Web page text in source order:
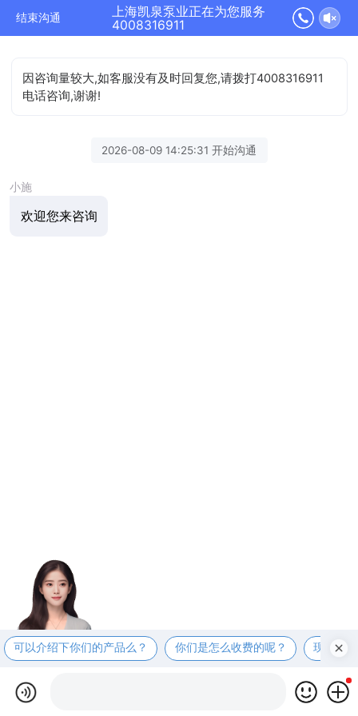
结束沟通
上海凯泉泵业正在为您服务
4008316911
因咨询量较大,如客服没有及时回复您,请拨打4008316911
电话咨询,谢谢!
2026-08-09 14:25:31 开始沟通
小施
欢迎您来咨询
可以介绍下你们的产品么？ 你们是怎么收费的呢？ 现在有